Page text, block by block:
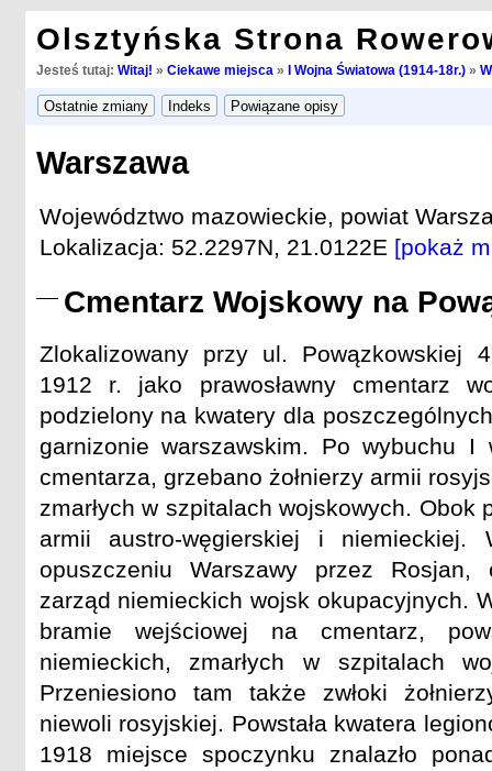
Olsztyńska Strona
Jesteś tutaj: Witaj! » Ciekawe miejsca » I Wojna Światowa (1914-18r.)»
Warszawa
Województwo mazowieckie, powiat
Lokalizacja: 52.2297N, 21.0122E [pokaż
Cmentarz Wojskowy na
Zlokalizowany przy ul. Powązkowskiej
1912 r. jako prawosławny cmentarz
podzielony na kwatery dla
garnizonie warszawskim. Po wybuchu I
cmentarza, grzebano żołnierzy armii
zmarłych w szpitalach wojskowych. Obok
armii austro-węgierskiej i
opuszczeniu Warszawy przez Rosjan,
zarząd niemieckich wojsk okupacyjnych.
bramie wejściowej na cmentarz,
niemieckich, zmarłych w szpitalach
Przeniesiono tam także zwłoki
niewoli rosyjskiej. Powstała kwatera
1918 miejsce spoczynku znalazło